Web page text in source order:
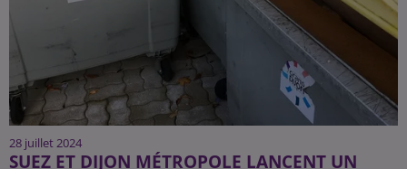
28 juillet 2024
SUEZ ET DIJON MÉTROPOLE LANCENT UN